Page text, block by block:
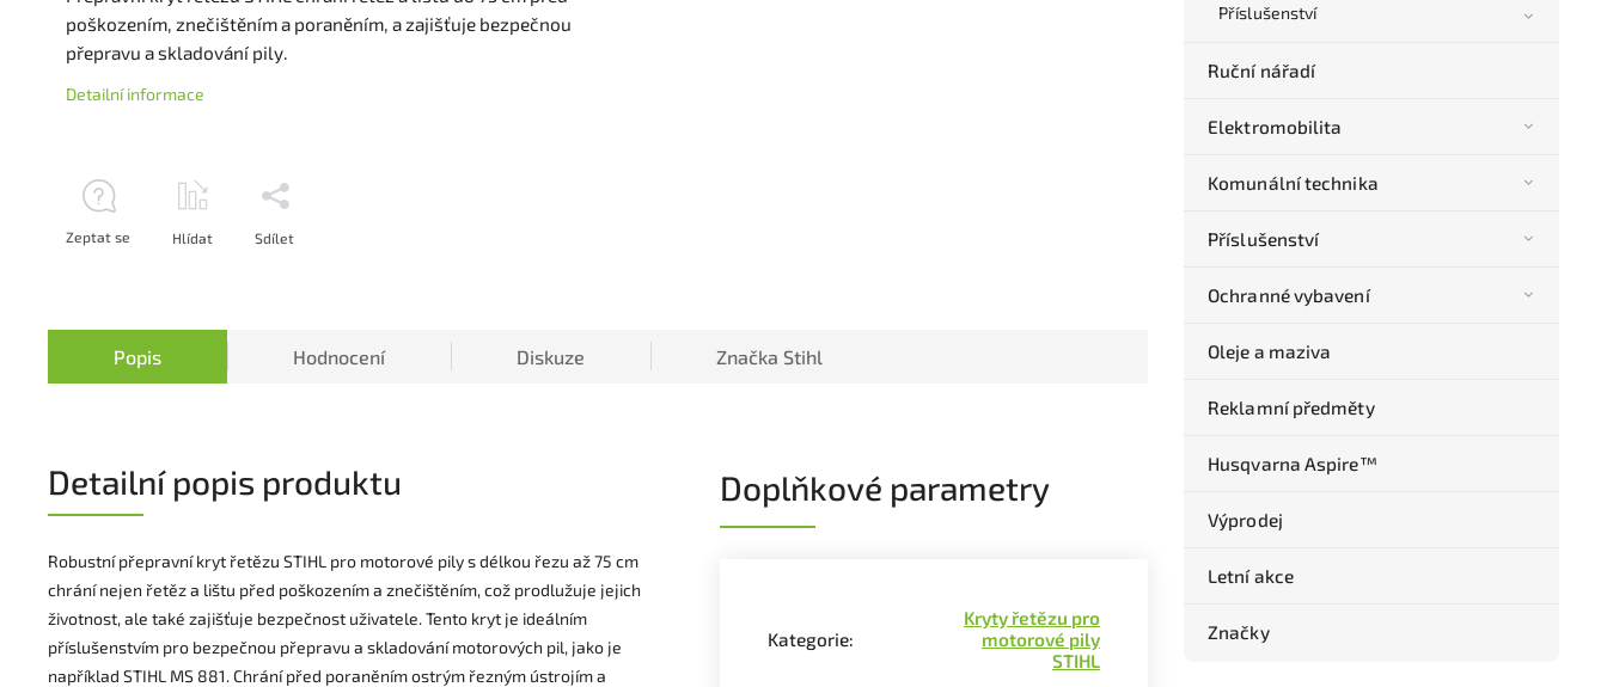
Příslušenství
Ruční nářadí
Elektromobilita
Komunální technika
Příslušenství
Ochranné vybavení
Oleje a maziva
Reklamní předměty
Husqvarna Aspire™
Výprodej
Letní akce
Značky
poškozením, znečištěním a poraněním, a zajišťuje bezpečnou
přepravu a skladování pily.
Detailní informace
Zeptat se Hlídat Sdílet
Popis Hodnocení Diskuze Značka Stihl
Detailní popis produktu
Robustní přepravní kryt řetězu STIHL pro motorové pily s délkou řezu až 75 cm
chrání nejen řetěz a lištu před poškozením a znečištěním, což prodlužuje jejich
životnost, ale také zajišťuje bezpečnost uživatele. Tento kryt je ideálním
příslušenstvím pro bezpečnou přepravu a skladování motorových pil, jako je
například STIHL MS 881. Chrání před poraněním ostrým řezným ústrojím a
Doplňkové parametry
Kategorie:
Kryty řetězu pro
motorové pily
STIHL